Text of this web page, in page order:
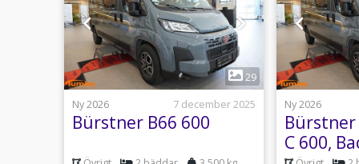
1
29
Ny 2026
7 december 2025
Bürstner B66 600
Ny 2026
Bürstner
C 600,